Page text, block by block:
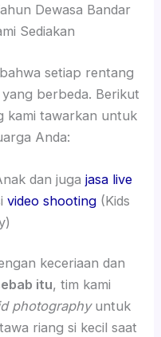
Dewasa Bandar
Sediakan
setiap rentang
berbeda. Berikut
kami tawarkan untuk
Anda:
dan juga jasa live
video shooting (Kids
keceriaan dan
itu, tim kami
photographyuntuk
riang si kecil saat